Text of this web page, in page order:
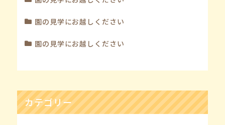
園の見学にお越しください
園の見学にお越しください
カテゴリー